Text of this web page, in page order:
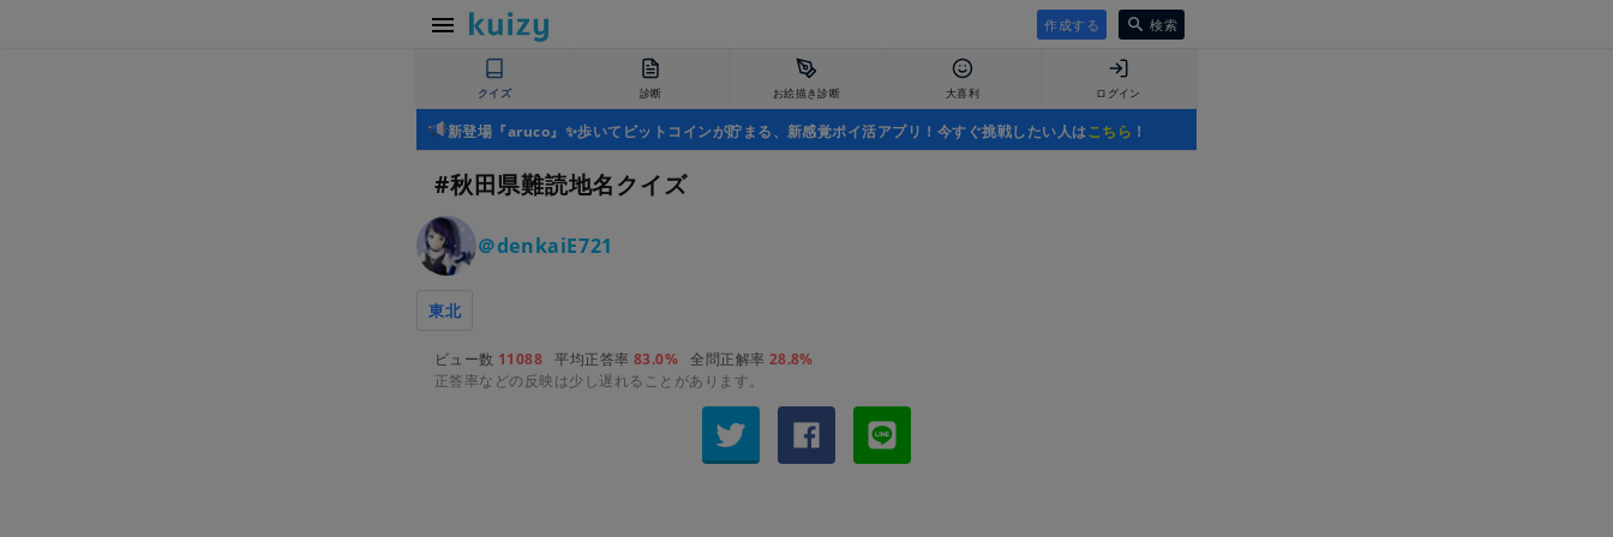
作成する 検索
クイズ 診断 お絵描き診断 大喜利 ログイン
新登場『aruco』✨歩いてビットコインが貯まる、新感覚ポイ活アプリ！今すぐ挑戦したい人はこちら ！
#秋田県難読地名クイズ
＠denkaiE721
東北
ビュー数 11088 平均正答率 83.0% 全問正解率 28.8%
正答率などの反映は少し遅れることがあります。